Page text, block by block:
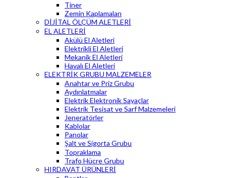
Tiner
Zemin Kaplamaları
DİJİTAL ÖLÇÜM ALETLERİ
EL ALETLERİ
Akülü El Aletleri
Elektrikli El Aletleri
Mekanik El Aletleri
Havalı El Aletleri
ELEKTRİK GRUBU MALZEMELER
Anahtar ve Priz Grubu
Aydınlatmalar
Elektrik Elektronik Sayaçlar
Elektrik Tesisat ve Sarf Malzemeleri
Jeneratörler
Kablolar
Panolar
Şalt ve Sigorta Grubu
Topraklama
Trafo Hücre Grubu
HIRDAVAT ÜRÜNLERİ